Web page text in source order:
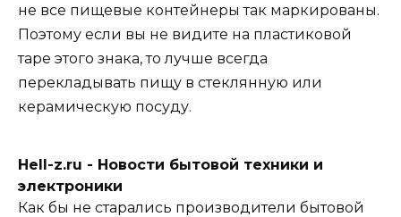
не все пищевые контейнеры так маркированы.
Поэтому если вы не видите на пластиковой
таре этого знака, то лучше всегда
перекладывать пищу в стеклянную или
керамическую посуду.
Hell-z.ru - Новости бытовой техники и
электроники
Как бы не старались производители бытовой